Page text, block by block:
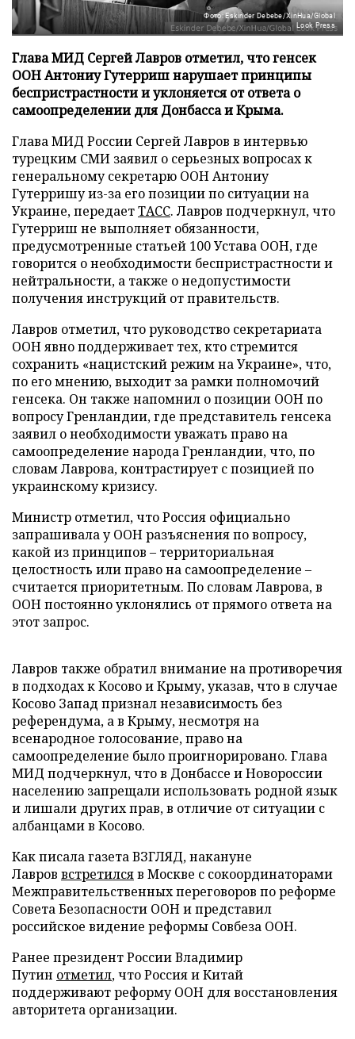
Фото: Eskinder Debebe/XinHua/Global
Look Press
Глава МИД Сергей Лавров отметил, что генсек
ООН Антониу Гутерриш нарушает принципы
беспристрастности и уклоняется от ответа о
самоопределении для Донбасса и Крыма.
Глава МИД России Сергей Лавров в интервью
турецким СМИ заявил о серьезных вопросах к
генеральному секретарю ООН Антониу
Гутерришу из-за его позиции по ситуации на
Украине, передаетТАСС. Лавров подчеркнул, что
Гутерриш не выполняет обязанности,
предусмотренные статьей 100 Устава ООН, где
говорится о необходимости беспристрастности и
нейтральности, а также о недопустимости
получения инструкций от правительств.
Лавров отметил, что руководство секретариата
ООН явно поддерживает тех, кто стремится
сохранить «нацистский режим на Украине», что,
по его мнению, выходит за рамки полномочий
генсека. Он также напомнил о позиции ООН по
вопросу Гренландии, где представитель генсека
заявил о необходимости уважать право на
самоопределение народа Гренландии, что, по
словам Лаврова, контрастирует с позицией по
украинскому кризису.
Министр отметил, что Россия официально
запрашивала у ООН разъяснения по вопросу,
какой из принципов – территориальная
целостность или право на самоопределение –
считается приоритетным. По словам Лаврова, в
ООН постоянно уклонялись от прямого ответа на
этот запрос.
Лавров также обратил внимание на противоречия
в подходах к Косово и Крыму, указав, что в случае
Косово Запад признал независимость без
референдума, а в Крыму, несмотря на
всенародное голосование, право на
самоопределение было проигнорировано. Глава
МИД подчеркнул, что в Донбассе и Новороссии
населению запрещали использовать родной язык
и лишали других прав, в отличие от ситуации с
албанцами в Косово.
Как писала газета ВЗГЛЯД, накануне
Лавров встретилсяв Москве с сокоординаторами
Межправительственных переговоров по реформе
Совета Безопасности ООН и представил
российское видение реформы Совбеза ООН.
Ранее президент России Владимир
Путин отметил, что Россия и Китай
поддерживают реформу ООН для восстановления
авторитета организации.